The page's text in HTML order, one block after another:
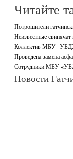
Читайте
Потрошители
Неизвестные свинячат
Коллектив МБУ
Проведена замена
Сотрудники МБУ
Новости